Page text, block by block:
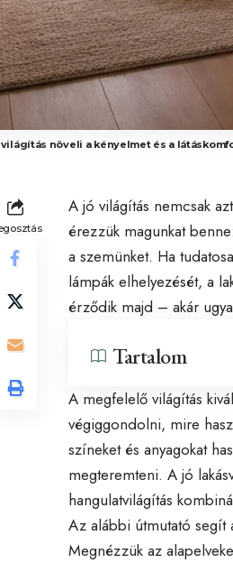
növeli a kényelmet és a
A jó világítás nemcsak
érezzük magunkat
a szemünket. Ha
lámpák elhelyezését, a
érződik majd – akár
Tartalom
A megfelelő világítás
végiggondolni, mire
színeket és anyagokat
megteremteni. A jó
hangulatvilágítás
Az alábbi útmutató segít
Megnézzük az